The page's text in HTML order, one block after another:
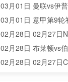
03月01日 曼联vs伊
03月01日 意甲第9轮
像
02月28日 02月27日
场录像
02月28日 布莱顿vs
02月28日 02月27日